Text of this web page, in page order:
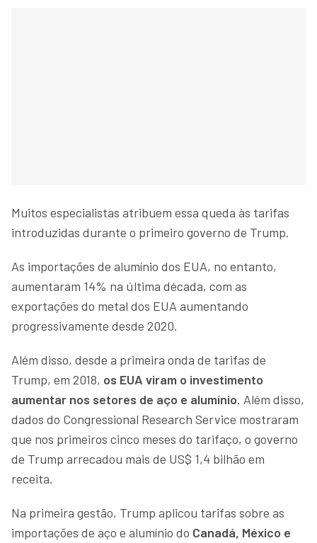
Muitos especialistas atribuem essa queda às tarifas
introduzidas durante o primeiro governo de Trump.
As importações de alumínio dos EUA, no entanto,
aumentaram 14% na última década, com as
exportações do metal dos EUA aumentando
progressivamente desde 2020.
Além disso, desde a primeira onda de tarifas de
Trump, em 2018, os EUA viram o investimento
aumentar nos setores de aço e alumínio. Além disso,
dados do Congressional Research Service mostraram
que nos primeiros cinco meses do tarifaço, o governo
de Trump arrecadou mais de US$ 1,4 bilhão em
receita.
Na primeira gestão, Trump aplicou tarifas sobre as
importações de aço e alumínio do Canadá, México e